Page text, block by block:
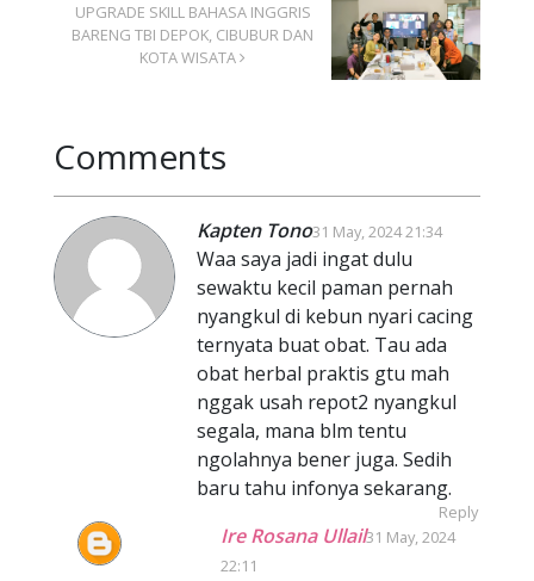
UPGRADE SKILL BAHASA INGGRIS
BARENG TBI DEPOK, CIBUBUR DAN
KOTA WISATA
Comments
Kapten Tono31 May, 2024 21:34
Waa saya jadi ingat dulu
sewaktu kecil paman pernah
nyangkul di kebun nyari cacing
ternyata buat obat. Tau ada
obat herbal praktis gtu mah
nggak usah repot2 nyangkul
segala, mana blm tentu
ngolahnya bener juga. Sedih
baru tahu infonya sekarang.
Reply
Ire Rosana Ullail31 May, 2024
22:11